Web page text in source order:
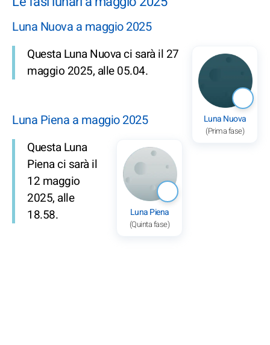
Luna Nuova a maggio 2025
Luna Nuova
(Prima fase)
Questa Luna Nuova ci sarà il 27
maggio 2025, alle 05.04.
Luna Piena a maggio 2025
Luna Piena
(Quinta fase)
Questa Luna
Piena ci sarà il
12 maggio
2025, alle
18.58.